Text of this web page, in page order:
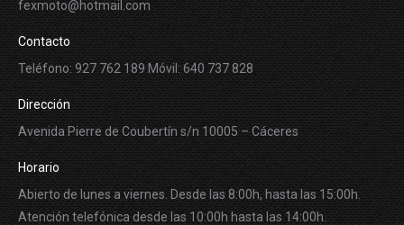
fexmoto@hotmail.com
Contacto
Teléfono: 927 762 189 Móvil: 640 737 828
Dirección
Avenida Pierre de Coubertín s/n 10005 – Cáceres
Horario
Abierto de lunes a viernes. Desde las 8:00h, hasta las 15:00h.
Atención telefónica desde las 10:00h hasta las 14:00h.